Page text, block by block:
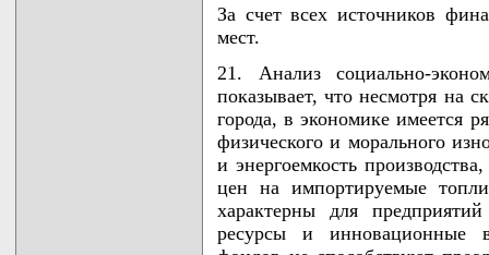
За счет всех источников
мест.
21. Анализ социально-
показывает, что несмотря на
города, в экономике имеется
физического и морального
и энергоемкость
цен на импортируемые
характерны для
ресурсы и инновационные